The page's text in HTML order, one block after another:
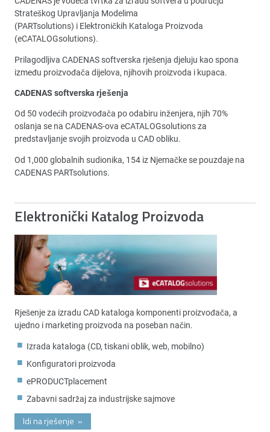
Strateškog Upravljanja Modelima
(PARTsolutions) i Elektroničkih Kataloga Proizvoda
(eCATALOGsolutions).
Prilagodljiva CADENAS softverska rješenja djeluju kao spona
između proizvođača dijelova, njihovih proizvoda i kupaca.
CADENAS softverska rješenja
Od 50 vodećih proizvođača po odabiru inženjera, njih 70%
oslanja se na CADENAS-ova eCATALOGsolutions za
predstavljanje svojih proizvoda u CAD obliku.
Od 1,000 globalnih sudionika, 154 iz Njemačke se pouzdaje na
CADENAS PARTsolutions.
Elektronički Katalog Proizvoda
Rješenje za izradu CAD kataloga komponenti proizvođača, a
ujedno i marketing proizvoda na poseban način.
Izrada kataloga (CD, tiskani oblik, web, mobilno)
Konfiguratori proizvoda
ePRODUCTplacement
Zabavni sadržaj za industrijske sajmove
Idi na rješenje »